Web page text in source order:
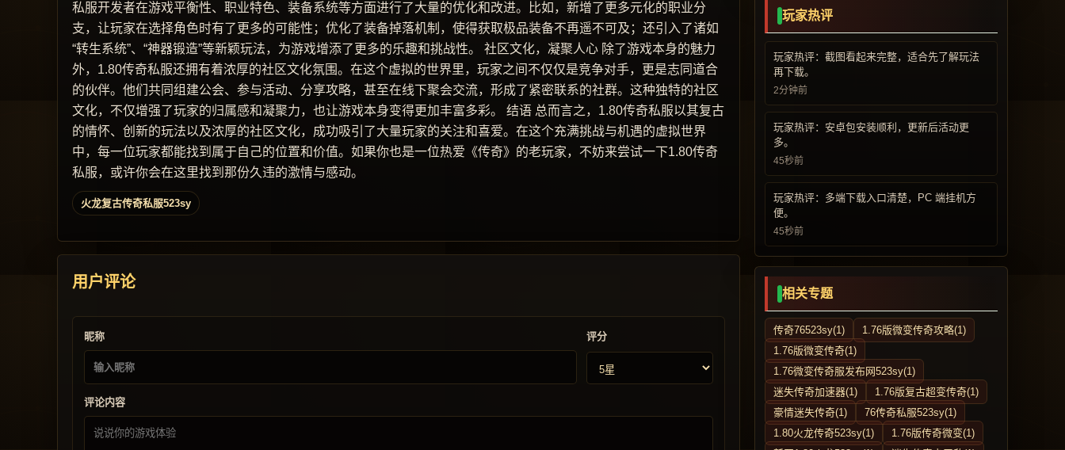
私服开发者在游戏平衡性、职业特色、装备系统等方面进行了大量的优化和改进。比如，新增了更多元化的职业分
支，让玩家在选择角色时有了更多的可能性；优化了装备掉落机制，使得获取极品装备不再遥不可及；还引入了诸如
“转生系统”、“神器锻造”等新颖玩法，为游戏增添了更多的乐趣和挑战性。 社区文化，凝聚人心 除了游戏本身的魅力
外，1.80传奇私服还拥有着浓厚的社区文化氛围。在这个虚拟的世界里，玩家之间不仅仅是竞争对手，更是志同道合
的伙伴。他们共同组建公会、参与活动、分享攻略，甚至在线下聚会交流，形成了紧密联系的社群。这种独特的社区
文化，不仅增强了玩家的归属感和凝聚力，也让游戏本身变得更加丰富多彩。 结语 总而言之，1.80传奇私服以其复古
的情怀、创新的玩法以及浓厚的社区文化，成功吸引了大量玩家的关注和喜爱。在这个充满挑战与机遇的虚拟世界
中，每一位玩家都能找到属于自己的位置和价值。如果你也是一位热爱《传奇》的老玩家，不妨来尝试一下1.80传奇
私服，或许你会在这里找到那份久违的激情与感动。
火龙复古传奇私服523sy
用户评论
昵称 评分
评论内容
玩家热评
玩家热评：截图看起来完整，适合先了解玩法
再下载。
2分钟前
玩家热评：安卓包安装顺利，更新后活动更
多。
45秒前
玩家热评：多端下载入口清楚，PC 端挂机方
便。
45秒前
相关专题
传奇76523sy(1)
1.76版微变传奇攻略(1)
1.76版微变传奇(1)
1.76微变传奇服发布网523sy(1)
迷失传奇加速器(1)
1.76版复古超变传奇(1)
豪情迷失传奇(1)
76传奇私服523sy(1)
1.80火龙传奇523sy(1)
1.76版传奇微变(1)